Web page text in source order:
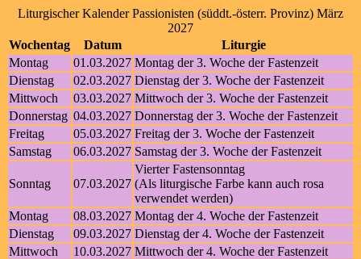
Liturgischer Kalender Passionisten (süddt.-österr. Provinz) März
2027
Wochentag
Datum
Liturgie
Montag
01.03.2027 Montag der 3. Woche der Fastenzeit
Dienstag
02.03.2027 Dienstag der 3. Woche der Fastenzeit
Mittwoch
03.03.2027 Mittwoch der 3. Woche der Fastenzeit
Donnerstag 04.03.2027 Donnerstag der 3. Woche der Fastenzeit
Freitag
05.03.2027 Freitag der 3. Woche der Fastenzeit
Samstag
06.03.2027 Samstag der 3. Woche der Fastenzeit
Sonntag 07.03.2027
Vierter Fastensonntag
(Als liturgische Farbe kann auch rosa
verwendet werden)
Montag
08.03.2027 Montag der 4. Woche der Fastenzeit
Dienstag
09.03.2027 Dienstag der 4. Woche der Fastenzeit
Mittwoch
10.03.2027 Mittwoch der 4. Woche der Fastenzeit